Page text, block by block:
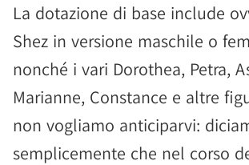
La dotazione di base include
Shez in versione maschile o
nonché i vari Dorothea, Petra,
Marianne, Constance e altre
non vogliamo anticiparvi:
semplicemente che nel corso